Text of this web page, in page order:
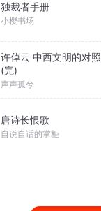
独裁者手册
小樱书场
许倬云 中西文明的对照
(完)
声声孤兮
唐诗长恨歌
自说自话的掌柜